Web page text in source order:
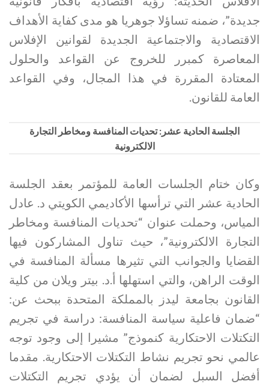
جديدة”، ضمنه تساؤلا جوهريا هو مدى كفاية الأهداف
الاقتصادية والاجتماعية الجديدة لقوانين الإفلاس
المعاصرة كمبرر للخروج عن القواعد والحلول
المعتادة المقررة في هذا المجال، وفي القواعد
العامة للقانون.
الجلسة الحادية عشر: تحديات المنافسة ومخاطر التجارة
الالكترونية
وكان ختام الجلسات العامة للمؤتمر بعقد الجلسة
الحادية عشر التي ترأسها الأكاديمي الكويتي د. عادل
المياس، وحملت عنوان “تحديات المنافسة ومخاطر
التجارة الالكترونية”، حيث تناول المشاركون فيها
القضايا والجوانب التي تثيرها مسألة المنافسة في
الوقت الراهن، والتي استهلها أ.د. بيتر ويلان من كلية
القانون بجامعة ليدز بالمملكة المتحدة ببحث عن:
“ضمان فاعلية سياسة المنافسة: دراسة في تجريم
التكتلات الاحتكارية كنموذج” مشيرا إلى وجود توجه
عالمي نحو تجريم نشاط التكتلات الاحتكارية. مقدما
أفضل السبل لضمان أن يؤدي تجريم التكتلات